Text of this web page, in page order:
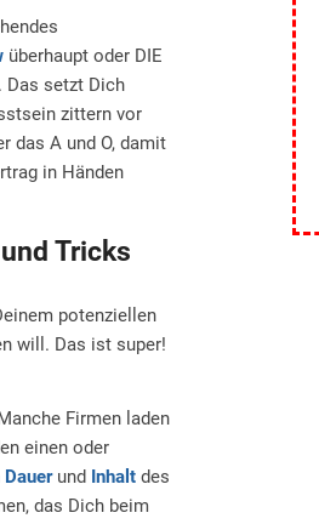
überhaupt oder DIE
Das setzt Dich
zittern vor
das A und O, damit
in Händen
Tricks
potenziellen
will. Das ist super!
Firmen laden
einen oder
Dauerund Inhalt des
das Dich beim